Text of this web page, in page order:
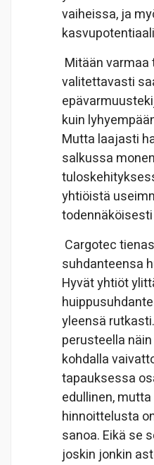
vaiheissa, ja
Mitään
valitettavasti
kuin
Mutta laajasti
salkussa
yhtiöistä
Cargotec
suhdanteensa
Hyvät yhtiöt
yleensä
perusteella
kohdalla
tapauksessa
edullinen,
hinnoittelusta
sanoa. Eikä se
joskin jonkin